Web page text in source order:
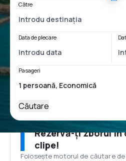
Către
Data de plecare
Pasageri
Căutare
Rezervă-ți zborul în
clipe!
Folosește motorul de căutare